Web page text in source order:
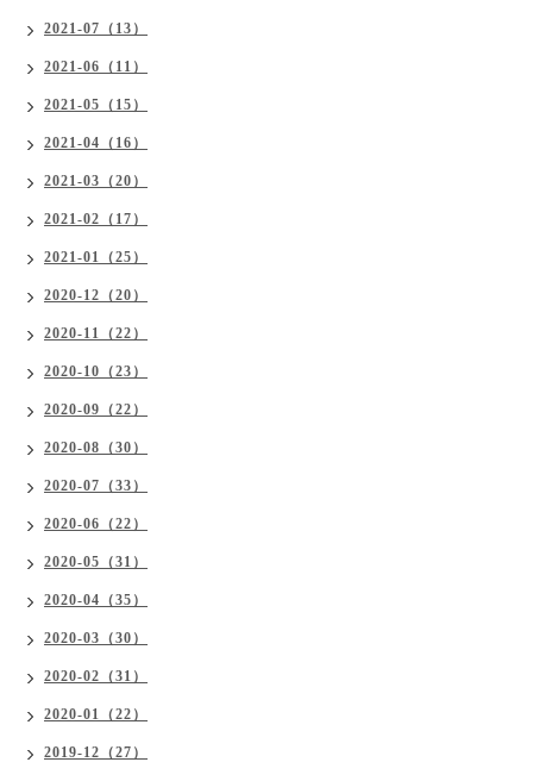
2021-07（13）
2021-06（11）
2021-05（15）
2021-04（16）
2021-03（20）
2021-02（17）
2021-01（25）
2020-12（20）
2020-11（22）
2020-10（23）
2020-09（22）
2020-08（30）
2020-07（33）
2020-06（22）
2020-05（31）
2020-04（35）
2020-03（30）
2020-02（31）
2020-01（22）
2019-12（27）